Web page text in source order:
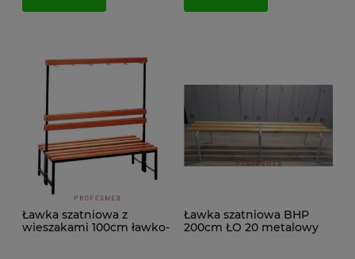
Ławka szatniowa z
wieszakami 100cm ławko-
Ławka szatniowa BHP
200cm ŁO 20 metalowy